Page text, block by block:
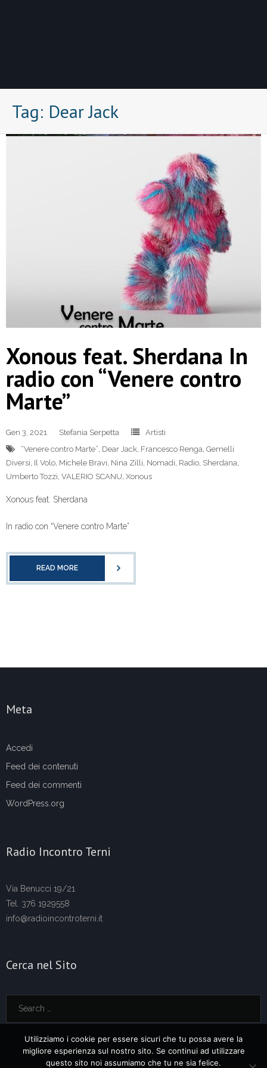
Tag: Dear Jack
Xonous feat. Sherdana In
radio con “Venere contro
Marte”
Gen 3, 2021 Stefania Serpetta
Artisti
“Venere contro Marte”, Dear Jack, Francesco Renga, Gemelli
Diversi, Il Volo, Michele Bravi, Nina Zilli, Nomadi, Radio, Sherdana,
Umberto Tozzi, VALERIO SCANU, Xonous
Xonous feat. Sherdana
In radio con “Venere contro Marte”
READ MORE
Meta
Accedi
Feed dei contenuti
Feed dei commenti
WordPress.org
Radio Incontro Terni
Via Benucci 19/21
Tel. 376 1929558
info@radioincontroterni.it
Cerca nel Sito
Utilizziamo i cookie per essere sicuri che tu possa avere la
migliore esperienza sul nostro sito. Se continui ad utilizzare
questo sito noi assumiamo che tu ne sia felice.